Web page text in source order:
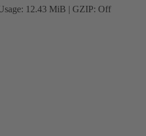
12.43 MiB | GZIP: Off